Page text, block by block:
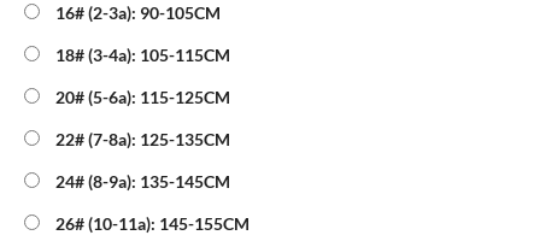
était :
40.00€.
est :
16.90€.
16# (2-3a): 90-105CM
18# (3-4a): 105-115CM
20# (5-6a): 115-125CM
22# (7-8a): 125-135CM
24# (8-9a): 135-145CM
26# (10-11a): 145-155CM